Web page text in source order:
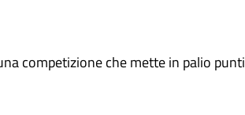
competizione che mette in palio punti